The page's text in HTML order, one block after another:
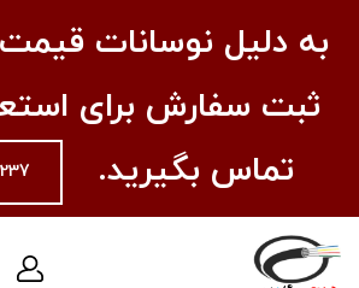
به دلیل نوسانات قیمت
ثبت سفارش برای
تماس بگیرید.